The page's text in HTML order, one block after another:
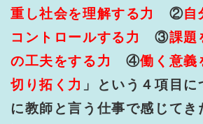
重し社会を理解する力
②自
コントロールする力
③課題
の工夫をする力 ④働く意義
切り拓く力 」という４項目に
に教師と言う仕事で感じてき